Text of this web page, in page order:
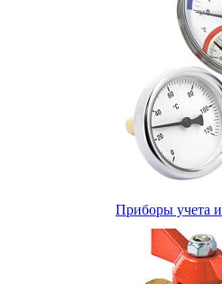
Приборы учета